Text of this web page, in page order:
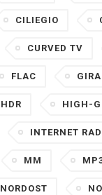
CILIEGIO
CURVED TV
FLAC
HDR HIGH-
INTERNET
MM
NORDOST